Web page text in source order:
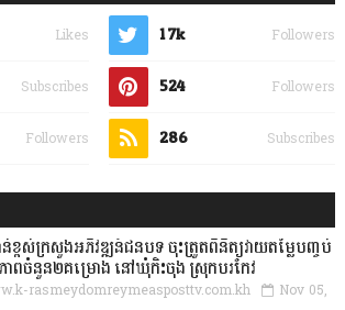
Likes 1.7k Followers
Subscribes 524 Followers
Followers 286 Subscribes
ន់ខ្ពស់ក្រសួងអភិវឌ្ឍន៍ជនបទ ចុះត្រួតពិនិត្យវាយតម្លៃបញ្ចប់
ពចំនួន២គម្រោង នៅឃុំកិះចុង ស្រុកបរកែវ
rasmeydomreymeasposttv.com.kh Nov 05,